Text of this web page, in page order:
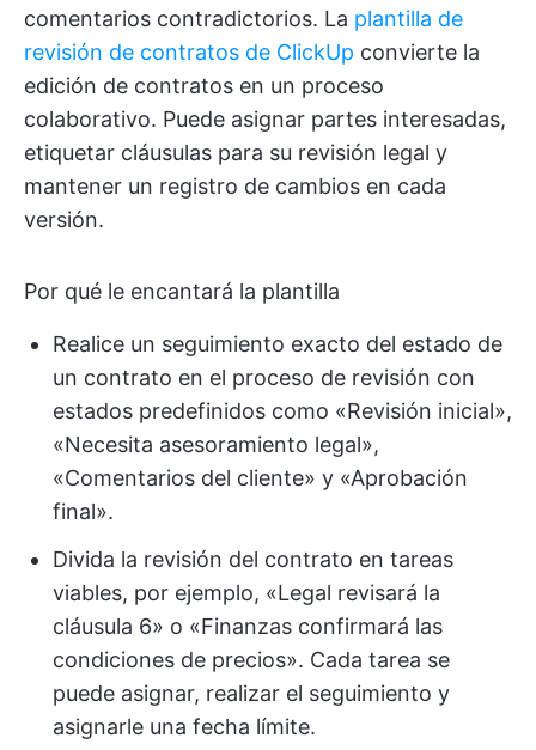
comentarios contradictorios. La plantilla de
revisión de contratos de ClickUp convierte la
edición de contratos en un proceso
colaborativo. Puede asignar partes interesadas,
etiquetar cláusulas para su revisión legal y
mantener un registro de cambios en cada
versión.
Por qué le encantará la plantilla
Realice un seguimiento exacto del estado de
un contrato en el proceso de revisión con
estados predefinidos como «Revisión inicial»,
«Necesita asesoramiento legal»,
«Comentarios del cliente» y «Aprobación
final».
Divida la revisión del contrato en tareas
viables, por ejemplo, «Legal revisará la
cláusula 6» o «Finanzas confirmará las
condiciones de precios». Cada tarea se
puede asignar, realizar el seguimiento y
asignarle una fecha límite.